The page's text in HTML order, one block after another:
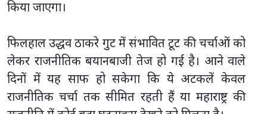
किया जाएगा।
फिलहाल उद्धव ठाकरे गुट में संभावित टूट की चर्चाओं को
लेकर राजनीतिक बयानबाजी तेज हो गई है। आने वाले
दिनों में यह साफ हो सकेगा कि ये अटकलें केवल
राजनीतिक चर्चा तक सीमित रहती हैं या महाराष्ट्र की